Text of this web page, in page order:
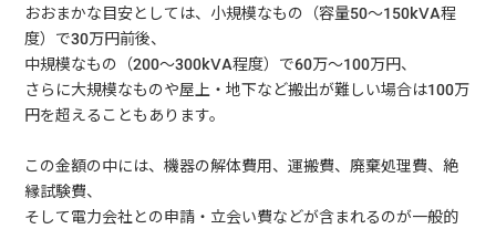
おおまかな目安としては、小規模なもの（容量50〜150kVA程
度）で30万円前後、
中規模なもの（200〜300kVA程度）で60万〜100万円、
さらに大規模なものや屋上・地下など搬出が難しい場合は100万
円を超えることもあります。
この金額の中には、機器の解体費用、運搬費、廃棄処理費、絶
縁試験費、
そして電力会社との申請・立会い費などが含まれるのが一般的